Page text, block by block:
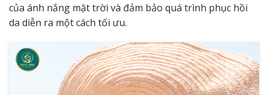
của ánh nắng mặt trời và đảm bảo quá trình phục hồi
da diễn ra một cách tối ưu.